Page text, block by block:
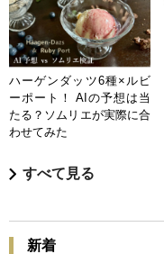
ハーゲンダッツ6種×ルビ
ーポート！ AIの予想は当
たる？ソムリエが実際に合
わせてみた
すべて見る
新着